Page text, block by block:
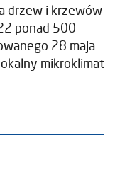
drzew i krzewów
ponad 500
28 maja
mikroklimat